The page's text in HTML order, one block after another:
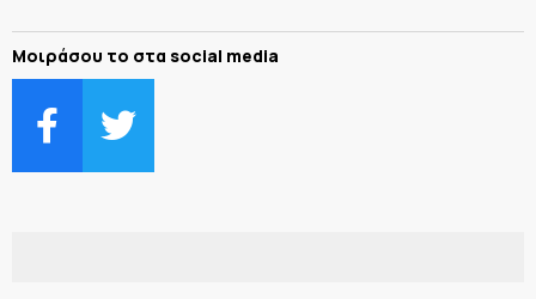
Μοιράσου το στα social media